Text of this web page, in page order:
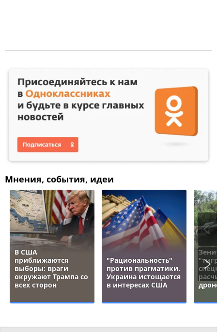
Мнения, события, идеи
В США
приближаются
выборы: враги
окружают Трампа со
всех сторон
"Рациональность"
против прагматики.
Украина истощается
в интересах США